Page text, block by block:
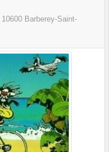
10600 Barberey-Saint-